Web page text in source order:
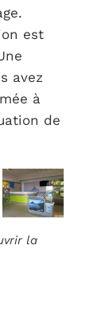
est
avez
à
de
la